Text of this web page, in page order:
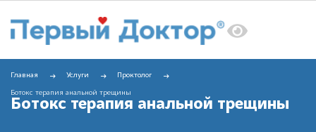
Главная Услуги Проктолог
Ботокс терапия анальной трещины
Ботокс терапия анальной трещины